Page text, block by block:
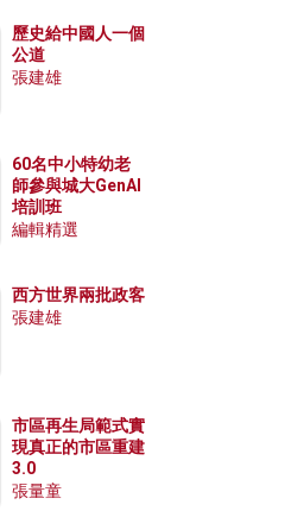
歷史給中國人一個
公道
張建雄
60名中小特幼老
師參與城大GenAI
培訓班
編輯精選
西方世界兩批政客
張建雄
市區再生局範式實
現真正的市區重建
3.0
張量童